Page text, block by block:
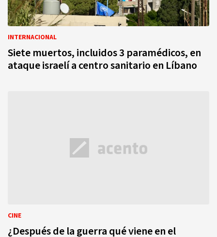
INTERNACIONAL
Siete muertos, incluidos 3 paramédicos, en
ataque israelí a centro sanitario en Líbano
CINE
¿Después de la guerra qué viene en el